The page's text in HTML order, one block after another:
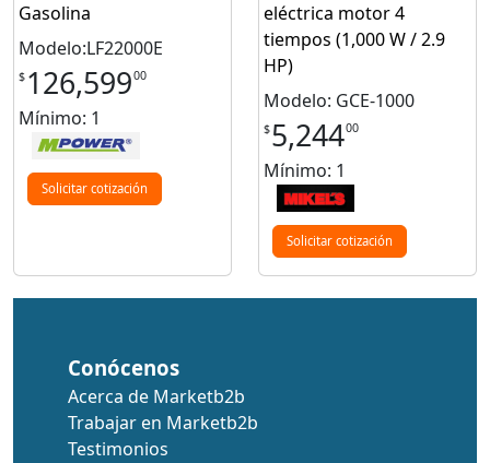
Gasolina
Modelo:LF22000E
$ 126,59900
Mínimo: 1
Solicitar cotización
eléctrica motor 4
tiempos (1,000 W / 2.9
HP)
Modelo: GCE-1000
$5,24400
Mínimo: 1
Solicitar cotización
Conócenos
Acerca de Marketb2b
Trabajar en Marketb2b
Testimonios